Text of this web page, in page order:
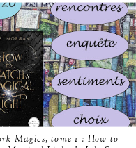
Magics, tome 1 : How to